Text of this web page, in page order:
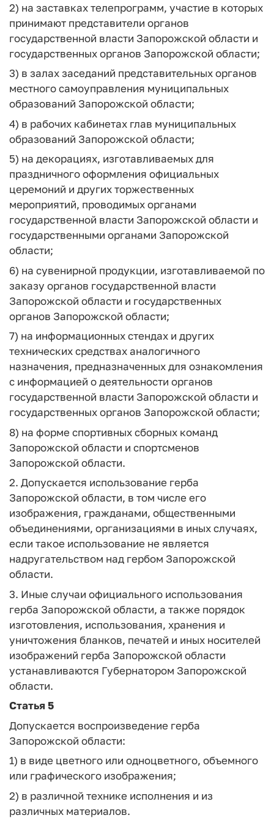
2) на заставках телепрограмм, участие в которых
принимают представители органов
государственной власти Запорожской области и
государственных органов Запорожской области;
3) в залах заседаний представительных органов
местного самоуправления муниципальных
образований Запорожской области;
4) в рабочих кабинетах глав муниципальных
образований Запорожской области;
5) на декорациях, изготавливаемых для
праздничного оформления официальных
церемоний и других торжественных
мероприятий, проводимых органами
государственной власти Запорожской области и
государственными органами Запорожской
области;
6) на сувенирной продукции, изготавливаемой по
заказу органов государственной власти
Запорожской области и государственных
органов Запорожской области;
7) на информационных стендах и других
технических средствах аналогичного
назначения, предназначенных для ознакомления
с информацией о деятельности органов
государственной власти Запорожской области и
государственных органов Запорожской области;
8) на форме спортивных сборных команд
Запорожской области и спортсменов
Запорожской области.
2. Допускается использование герба
Запорожской области, в том числе его
изображения, гражданами, общественными
объединениями, организациями в иных случаях,
если такое использование не является
надругательством над гербом Запорожской
области.
3. Иные случаи официального использования
герба Запорожской области, а также порядок
изготовления, использования, хранения и
уничтожения бланков, печатей и иных носителей
изображений герба Запорожской области
устанавливаются Губернатором Запорожской
области.
Статья 5
Допускается воспроизведение герба
Запорожской области:
1) в виде цветного или одноцветного, объемного
или графического изображения;
2) в различной технике исполнения и из
различных материалов.